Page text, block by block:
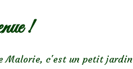
!
Malorie, c'est un petit jardin